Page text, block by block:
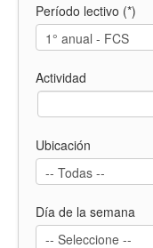
Período lectivo (*)
Actividad
Ubicación
Día de la semana